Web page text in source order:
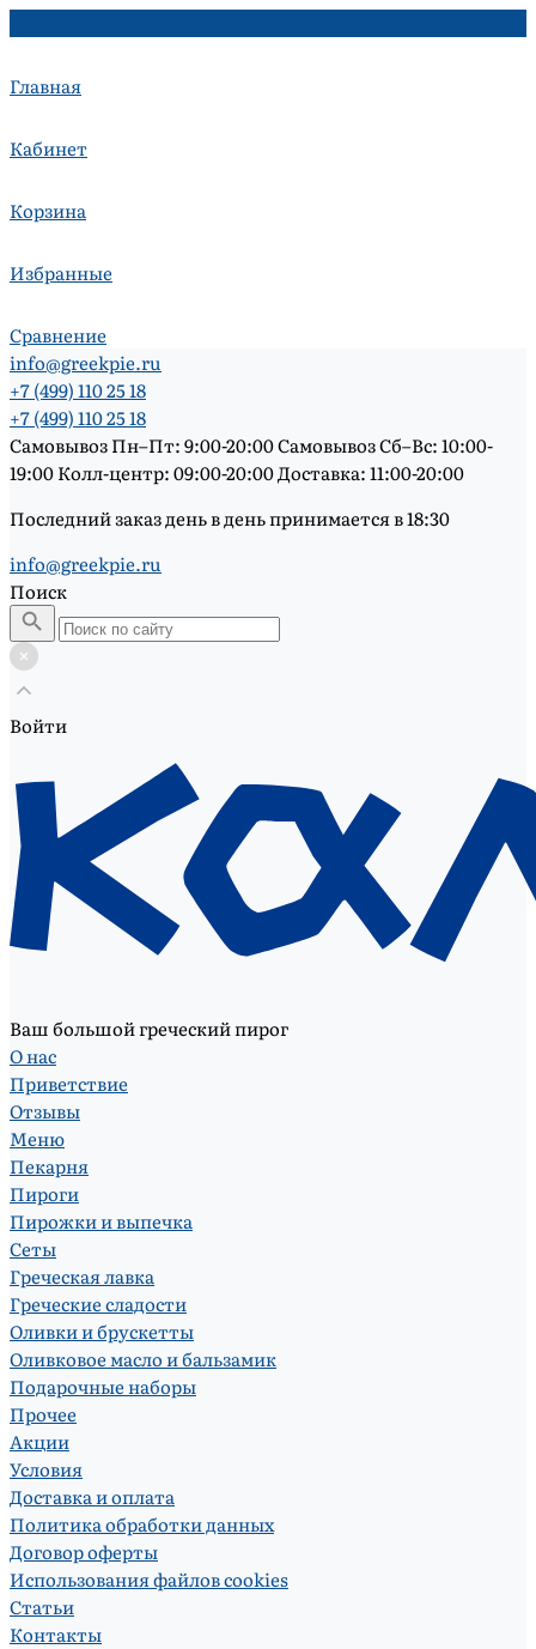
Главная
Кабинет
Корзина
Избранные
Сравнение
info@greekpie.ru
+7 (499) 110 25 18
+7 (499) 110 25 18
Самовывоз Пн–Пт: 9:00-20:00 Самовывоз Сб–Вс: 10:00-
19:00 Колл-центр: 09:00-20:00 Доставка: 11:00-20:00
Последний заказ день в день принимается в 18:30
info@greekpie.ru
Поиск
Войти
Ваш большой греческий пирог
О нас
Приветствие
Отзывы
Меню
Пекарня
Пироги
Пирожки и выпечка
Сеты
Греческая лавка
Греческие сладости
Оливки и брускетты
Оливковое масло и бальзамик
Подарочные наборы
Прочее
Акции
Условия
Доставка и оплата
Политика обработки данных
Договор оферты
Использования файлов cookies
Статьи
Контакты